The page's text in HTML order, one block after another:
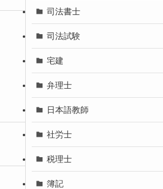
司法書士
司法試験
宅建
弁理士
日本語教師
社労士
税理士
簿記